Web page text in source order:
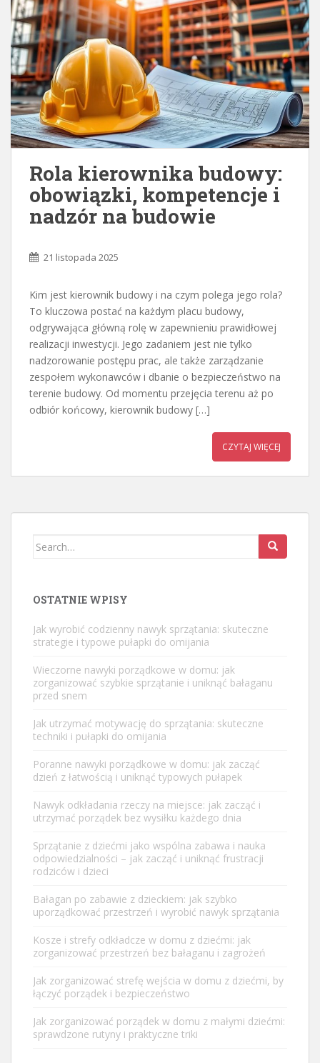
Rola kierownika budowy:
obowiązki, kompetencje i
nadzór na budowie
21 listopada 2025
Kim jest kierownik budowy i na czym polega jego rola?
To kluczowa postać na każdym placu budowy,
odgrywająca główną rolę w zapewnieniu prawidłowej
realizacji inwestycji. Jego zadaniem jest nie tylko
nadzorowanie postępu prac, ale także zarządzanie
zespołem wykonawców i dbanie o bezpieczeństwo na
terenie budowy. Od momentu przejęcia terenu aż po
odbiór końcowy, kierownik budowy […]
CZYTAJ WIĘCEJ
Search
OSTATNIE WPISY
Jak wyrobić codzienny nawyk sprzątania: skuteczne
strategie i typowe pułapki do omijania
Wieczorne nawyki porządkowe w domu: jak
zorganizować szybkie sprzątanie i uniknąć bałaganu
przed snem
Jak utrzymać motywację do sprzątania: skuteczne
techniki i pułapki do omijania
Poranne nawyki porządkowe w domu: jak zacząć
dzień z łatwością i uniknąć typowych pułapek
Nawyk odkładania rzeczy na miejsce: jak zacząć i
utrzymać porządek bez wysiłku każdego dnia
Sprzątanie z dziećmi jako wspólna zabawa i nauka
odpowiedzialności – jak zacząć i uniknąć frustracji
rodziców i dzieci
Bałagan po zabawie z dzieckiem: jak szybko
uporządkować przestrzeń i wyrobić nawyk sprzątania
Kosze i strefy odkładcze w domu z dziećmi: jak
zorganizować przestrzeń bez bałaganu i zagrożeń
Jak zorganizować strefę wejścia w domu z dziećmi, by
łączyć porządek i bezpieczeństwo
Jak zorganizować porządek w domu z małymi dziećmi:
sprawdzone rutyny i praktyczne triki